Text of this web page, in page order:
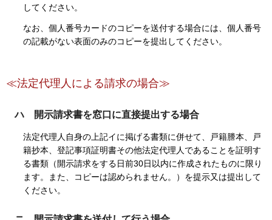
してください。
なお、個人番号カードのコピーを送付する場合には、個人番号
の記載がない表面のみのコピーを提出してください。
≪法定代理人による請求の場合≫
ハ 開示請求書を窓口に直接提出する場合
法定代理人自身の上記イに掲げる書類に併せて、戸籍謄本、戸
籍抄本、登記事項証明書その他法定代理人であることを証明す
る書類（開示請求をする日前30日以内に作成されたものに限り
ます。また、コピーは認められません。）を提示又は提出して
ください。